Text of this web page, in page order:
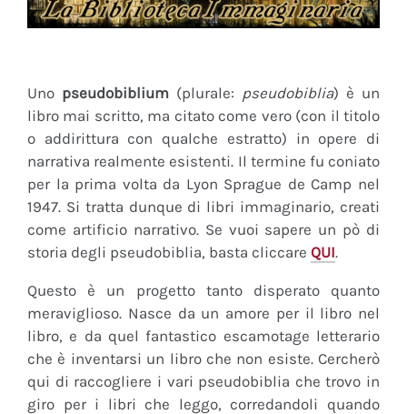
Uno pseudobiblium (plurale: pseudobiblia) è un
libro mai scritto, ma citato come vero (con il titolo
o addirittura con qualche estratto) in opere di
narrativa realmente esistenti. Il termine fu coniato
per la prima volta da Lyon Sprague de Camp nel
1947. Si tratta dunque di libri immaginario, creati
come artificio narrativo. Se vuoi sapere un pò di
storia degli pseudobiblia, basta cliccare QUI.
Questo è un progetto tanto disperato quanto
meraviglioso. Nasce da un amore per il libro nel
libro, e da quel fantastico escamotage letterario
che è inventarsi un libro che non esiste. Cercherò
qui di raccogliere i vari pseudobiblia che trovo in
giro per i libri che leggo, corredandoli quando